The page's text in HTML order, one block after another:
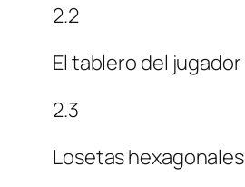
2.2
El tablero del jugador
2.3
Losetas hexagonales